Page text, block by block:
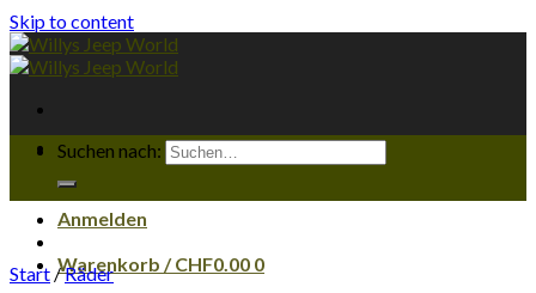
Skip to content
Suchen nach:
Anmelden
Warenkorb /CHF0.00 0
Start /Räder